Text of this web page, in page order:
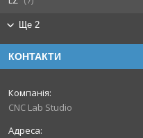
Ще 2
КОНТАКТИ
CNC Lab Studio